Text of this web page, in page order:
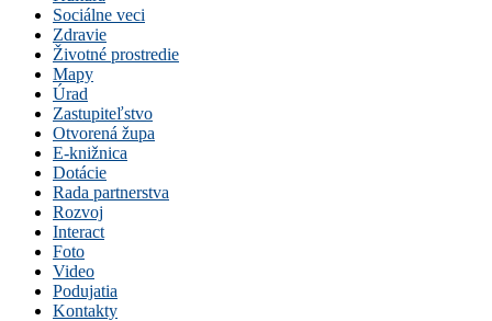
Sociálne veci
Zdravie
Životné prostredie
Mapy
Úrad
Zastupiteľstvo
Otvorená župa
E-knižnica
Dotácie
Rada partnerstva
Rozvoj
Interact
Foto
Video
Podujatia
Kontakty